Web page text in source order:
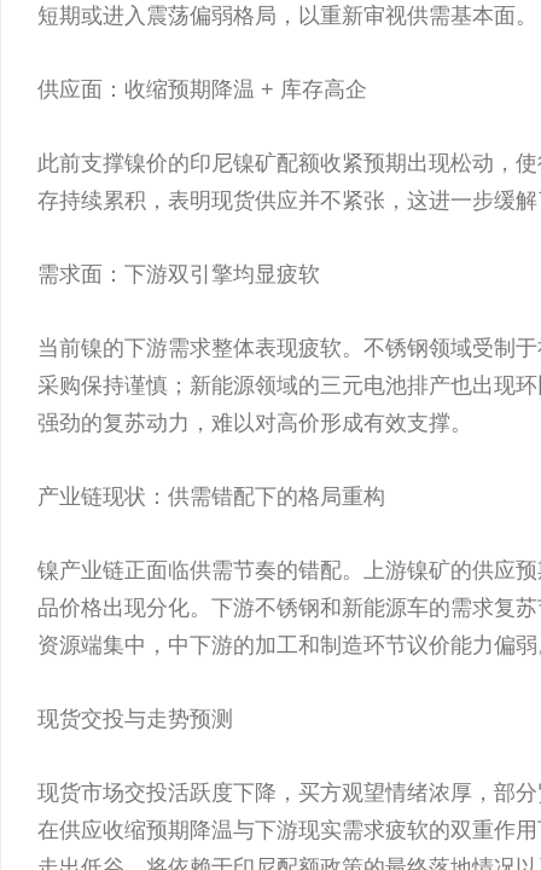
短期或进入震荡偏弱格局，以重新审视供需基本面。
供应面：收缩预期降温 + 库存高企
此前支撑镍价的印尼镍矿配额收紧预期出现松动，
存持续累积，表明现货供应并不紧张，这进一步缓
需求面：下游双引擎均显疲软
当前镍的下游需求整体表现疲软。不锈钢领域受制
采购保持谨慎；新能源领域的三元电池排产也出现
强劲的复苏动力，难以对高价形成有效支撑。
产业链现状：供需错配下的格局重构
镍产业链正面临供需节奏的错配。上游镍矿的供应
品价格出现分化。下游不锈钢和新能源车的需求复
资源端集中，中下游的加工和制造环节议价能力偏
现货交投与走势预测
现货市场交投活跃度下降，买方观望情绪浓厚，部
在供应收缩预期降温与下游现实需求疲软的双重作